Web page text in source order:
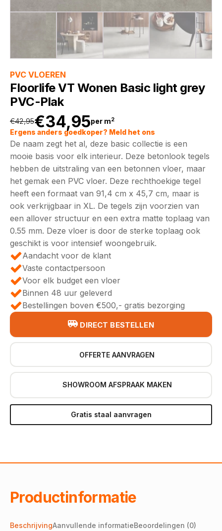
PVC VLOEREN
Floorlife VT Wonen Basic light grey
PVC-Plak
€42,95
Oorspronkelijke
prijs
was:
€42,95.
€34,95
Huidige
prijs
is:
€34,95.
per m2
Ergens anders goedkoper? Meld het ons
De naam zegt het al, deze basic collectie is een
mooie basis voor elk interieur. Deze betonlook tegels
hebben de uitstraling van een betonnen vloer, maar
het gemak een PVC vloer. Deze rechthoekige tegel
heeft een formaat van 91,4 cm x 45,7 cm, maar is
ook verkrijgbaar in XL. De tegels zijn voorzien van
een allover structuur en een extra matte toplaag van
0.55 mm. Deze vloer is door de sterke toplaag ook
geschikt is voor intensief woongebruik.
Aandacht voor de klant
Vaste contactpersoon
Voor elk budget een vloer
Binnen 48 uur geleverd
Bestellingen boven €500,- gratis bezorging
DIRECT BESTELLEN
OFFERTE AANVRAGEN
SHOWROOM AFSPRAAK MAKEN
Gratis staal aanvragen
Productinformatie
BeschrijvingAanvullende informatieBeoordelingen (0)